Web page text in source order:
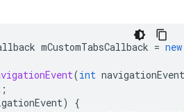
mCustomTabsCallback = new
(int navigationEvent
;
)
{